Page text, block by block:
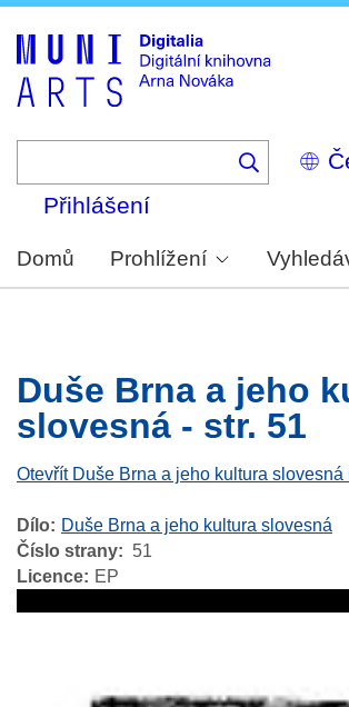
Select
your
Přihlášení
Domů Prohlížení
Duše Brna a jeho
slovesná - str. 51
Otevřít Duše Brna a jeho kultura slovesná
Dílo
Duše Brna a jeho kultura slovesná
Číslo strany
51
Licence
EP